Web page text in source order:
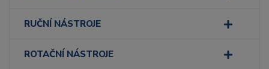
RUČNÍ NÁSTROJE
ROTAČNÍ NÁSTROJE